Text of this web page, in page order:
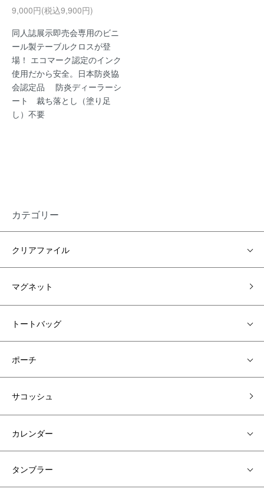
9,000円(税込9,900円)
同人誌展示即売会専用のビニ
ール製テーブルクロスが登
場！ エコマーク認定のインク
使用だから安全。日本防炎協
会認定品 防炎ディーラーシ
ート 裁ち落とし（塗り足
し）不要
カテゴリー
クリアファイル
マグネット
トートバッグ
ポーチ
サコッシュ
カレンダー
タンブラー